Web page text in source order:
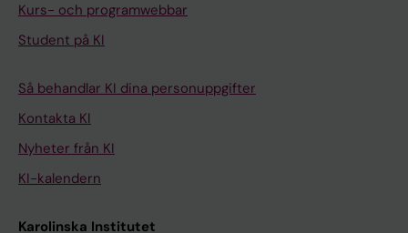
Kurs- och programwebbar
Student på KI
Så behandlar KI dina personuppgifter
Kontakta KI
Nyheter från KI
KI-kalendern
Karolinska Institutet